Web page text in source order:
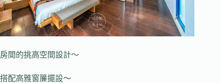
房間的挑高空間設計～
搭配高雅窗簾擺設～